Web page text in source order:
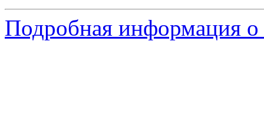
Подробная информация